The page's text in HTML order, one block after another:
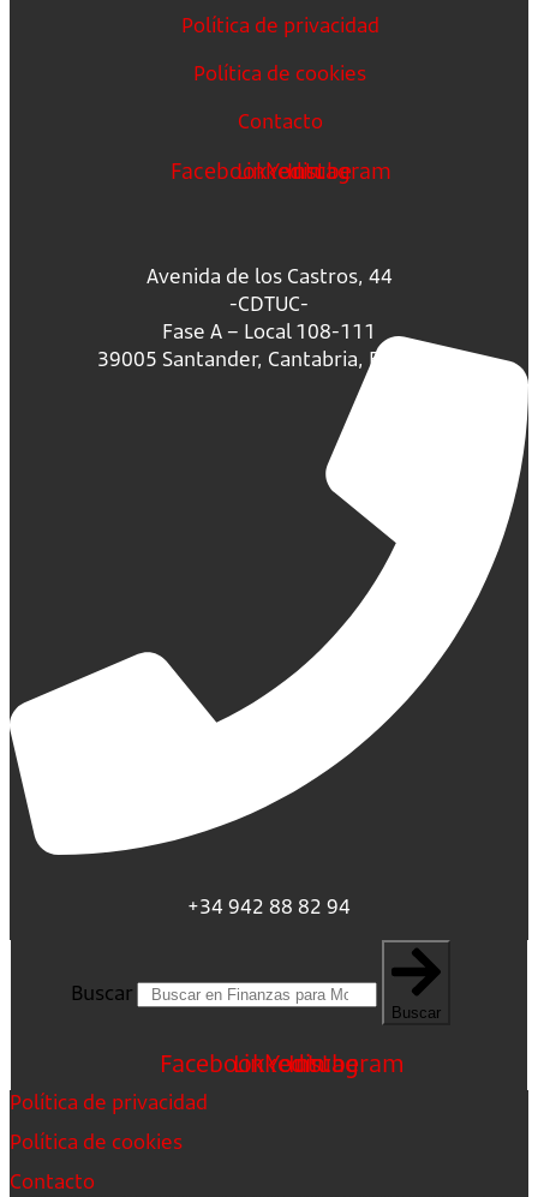
Política de privacidad
Política de cookies
Contacto
FacebookLinkedin
Youtube
Instagram
Avenida de los Castros, 44
-CDTUC-
Fase A – Local 108-111
39005 Santander, Cantabria, España.
+34 942 88 82 94
Buscar
Buscar
FacebookLinkedin
Youtube
Instagram
Política de privacidad
Política de cookies
Contacto